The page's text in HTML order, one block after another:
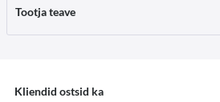
Tootja teave
Kliendid ostsid ka